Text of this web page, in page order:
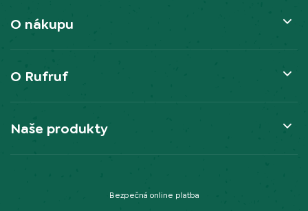
O nákupu
O Rufruf
Naše produkty
Bezpečná online platba